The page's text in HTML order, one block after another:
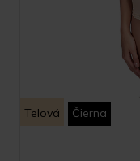
Telová Čierna